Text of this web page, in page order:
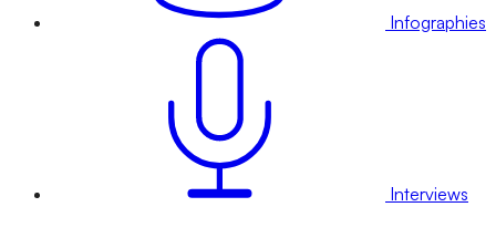
Infographies
Interviews